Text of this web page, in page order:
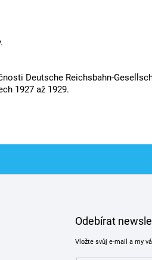
Deutsche Reichsbahn-
1927 až 1929.
Odebírat
Vložte svůj e-mail a my